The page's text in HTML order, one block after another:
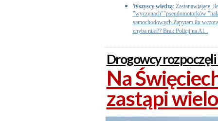
Wszyscy wiedzą: Zastanawiające,
"wyczynach""pseudomotorków
samochodowych.Zapytam ilu
chyba nikt?? Brak Policji na Al...
Drogowcy
Na
zastąpi